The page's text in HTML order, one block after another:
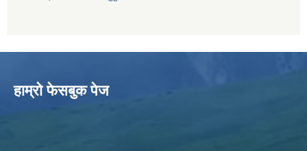
हाम्राे फेसबुक पेज